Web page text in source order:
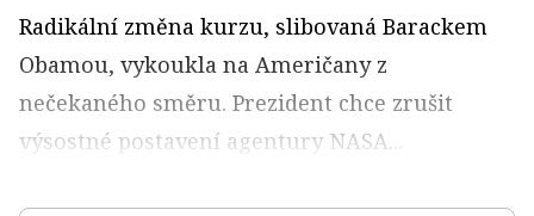
Radikální změna kurzu, slibovaná Barackem
Obamou, vykoukla na Američany z
nečekaného směru. Prezident chce zrušit
výsostné postavení agentury NASA...